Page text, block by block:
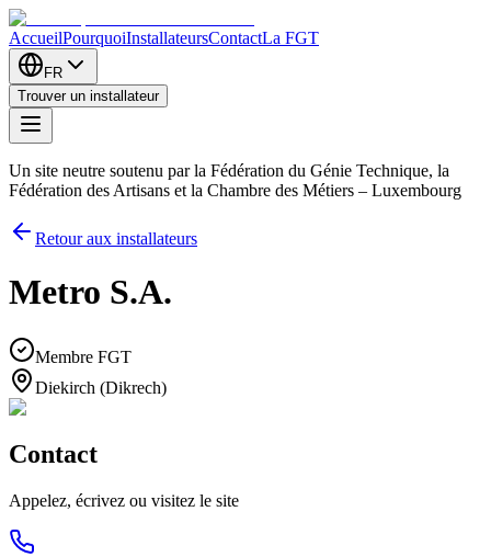
AccueilPourquoiInstallateursContactLa FGT
FR
Trouver un installateur
Un site neutre soutenu par la Fédération du Génie Technique, la
Fédération des Artisans et la Chambre des Métiers – Luxembourg
Retour aux installateurs
Metro S.A.
Membre FGT
Diekirch (Dikrech)
Contact
Appelez, écrivez ou visitez le site